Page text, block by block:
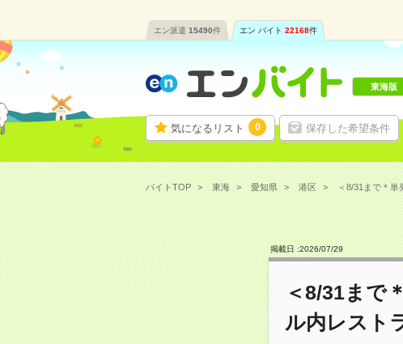
エン派遣 15490件 エン バイト 22168件
気になるリスト 0 保存した希望条件
東海版
バイトTOP 東海 愛知県 港区 ＜8/31まで＊単
掲載日 :2026/07/29
＜8/31まで
ル内レスト